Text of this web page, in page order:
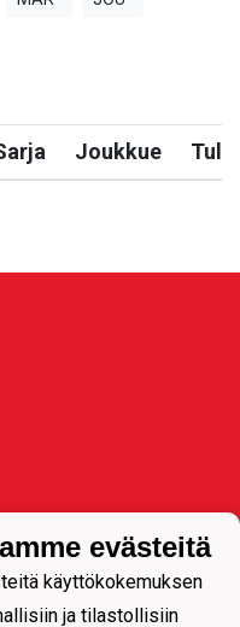
Joukkue
evästeitä
käyttökokemuksen
ja tilastollisiin